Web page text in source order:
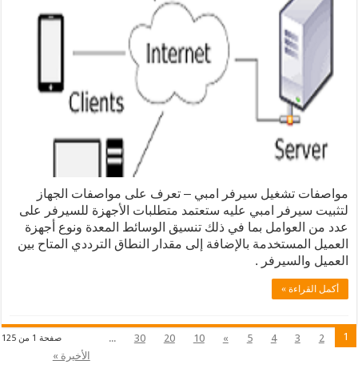
سيرفر امبي – تعرف على مواصفات الجهاز
امبي عليه ستعتمد متطلبات الأجهزة للسيرفر على
بما في ذلك تنسيق الوسائط المعدة ونوع أجهزة
بالإضافة إلى مقدار النطاق الترددي المتاح بين
.
صفحة 1 من 125 30
...